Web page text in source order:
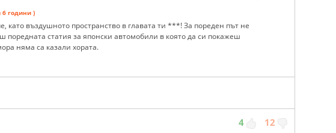
6 години )
като въздушното пространство в главата ти ***! За пореден път не
поредната статия за японски автомобили в която да си покажеш
няма са казали хората.
4 12